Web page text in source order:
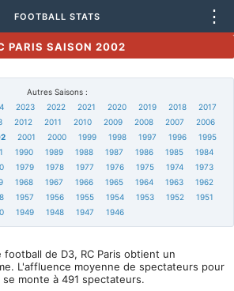
FOOTBALL STATS ⋮
PARIS SAISON 2002
Autres Saisons :
2023 2022 2021 2020 2019 2018
2017
2012 2011 2010 2009 2008 2007
2006
2001 2000 1999 1998 1997 1996
1995
1990 1989 1988 1987 1986 1985
1984
1979 1978 1977 1976 1975 1974
1973
1968 1967 1966 1965 1964 1963
1962
1957 1956 1955 1954 1953 1952
1951
1949 1948 1947 1946
football de D3, RC Paris obtient un
L'affluence moyenne de spectateurs pour
monte à 491 spectateurs.